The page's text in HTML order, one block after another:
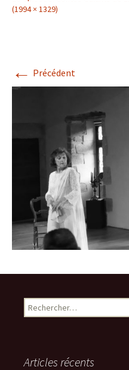
(1994 × 1329)
← Précédent
Rechercher :
Articles récents